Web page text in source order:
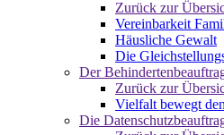
Zurück zur
Vereinbarkeit
Häusliche Gewalt
Die
Der
Zurück zur
Vielfalt bewegt
Die